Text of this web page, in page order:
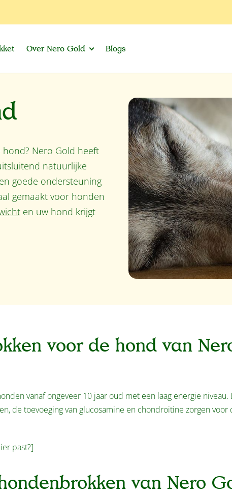
Over Nero Gold Blogs
Nero Gold heeft
natuurlijke
goede ondersteuning
gemaakt voor honden
en uw hond krijgt
voor de hond van
vanaf ongeveer 10 jaar oud met een laag energie niveau.
de toevoeging van glucosamine en chondroitine zorgen voor
past?]
van Nero